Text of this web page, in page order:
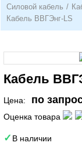
Силовой кабель /
Кабель ВВГЭнг-LS
Кабель
Цена: по
Оценка товара
В наличии